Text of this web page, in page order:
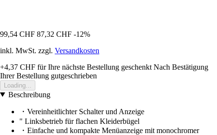
99,54 CHF 87,32 CHF -12%
inkl. MwSt. zzgl. Versandkosten
+4,37 CHF für Ihre nächste Bestellung geschenkt Nach Bestätigung
Ihrer Bestellung gutgeschrieben
Loading...
Beschreibung
・Vereinheitlichter Schalter und Anzeige
" Linksbetrieb für flachen Kleiderbügel
・Einfache und kompakte Menüanzeige mit monochromer